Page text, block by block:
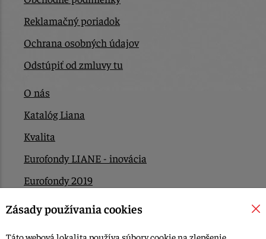
Reklamačný poriadok
Ochrana osobných údajov
Odstúpiť od zmluvy tu
O nás
Katalóg Liana
Kvalita
Eurofondy LIANE - inovácia
Eurofondy 2019
Eurofondy 2022/2023
Zásady používania cookies
Táto webová lokalita používa súbory cookie na zlepšenie